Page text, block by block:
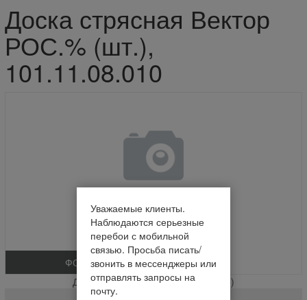
Доска стрясная Вектор
РОС.% (шт.),
101.11.08.010
ФОТО
Доска стрясная Вектор РОС.% (шт.)
Уважаемые клиенты.
Наблюдаются серьезные
перебои с мобильной
связью. Просьба писать/
звонить в мессенджеры или
отправлять запросы на
почту.